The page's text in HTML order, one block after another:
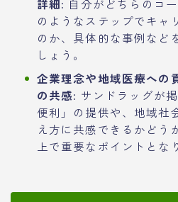
詳細: 自分がどちらのコ
のようなステップでキャ
のか、具体的な事例など
しょう。
企業理念や地域医療への
の共感: サンドラッグが
便利」の提供や、地域社
え方に共感できるかどう
上で重要なポイントとな